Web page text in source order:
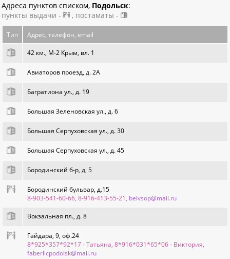
Адреса пунктов списком, Подольск:
пункты выдачи -
, постаматы -
Тип Адрес, телефон, email
42 км., М-2 Крым, вл. 1
Авиаторов проезд, д. 2А
Багратиона ул., д. 19
Большая Зеленовская ул., д. 6
Большая Серпуховская ул., д. 30
Большая Серпуховская ул., д. 45
Бородинский б-р, д, 5
Бородинский бульвар, д.15
8-903-541-60-66, 8-916-413-55-21, belvsop@mail.ru
Вокзальная пл., д. 8
Гайдара, 9, оф.24
8*925*357*92*17 - Татьяна, 8*916*031*65*06 - Виктория,
faberlicpodolsk@mail.ru